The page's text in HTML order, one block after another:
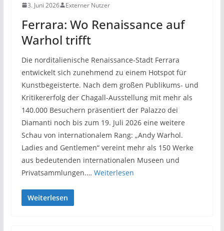
3. Juni 2026 Externer Nutzer
Ferrara: Wo Renaissance auf
Warhol trifft
Die norditalienische Renaissance-Stadt Ferrara
entwickelt sich zunehmend zu einem Hotspot für
Kunstbegeisterte. Nach dem großen Publikums- und
Kritikererfolg der Chagall-Ausstellung mit mehr als
140.000 Besuchern präsentiert der Palazzo dei
Diamanti noch bis zum 19. Juli 2026 eine weitere
Schau von internationalem Rang: „Andy Warhol.
Ladies and Gentlemen“ vereint mehr als 150 Werke
aus bedeutenden internationalen Museen und
Privatsammlungen.… Weiterlesen
Weiterlesen